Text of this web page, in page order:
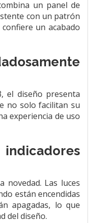
un panel de
con un patrón
un acabado
el diseño presenta
no solo facilitan su
experiencia de uso
novedad. Las luces
están encendidas
apagadas, lo que
del diseño.